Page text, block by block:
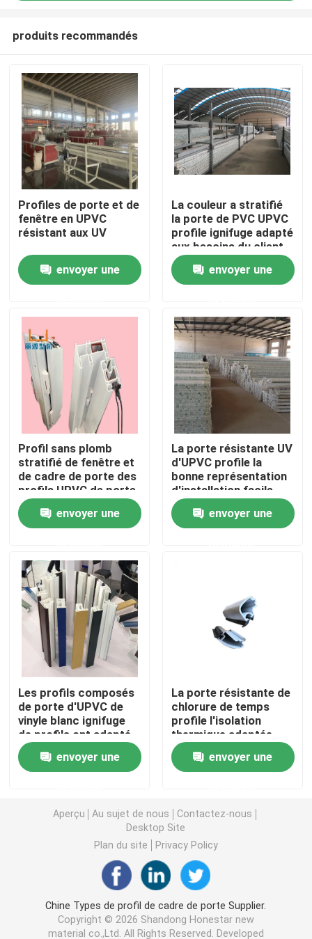
Maison
Produits
Au sujet de nous
Visite d'usine
Contrôle de qualité
Contactez-nous
Demandez une citation
Profils de porte d'UPVC
Profils de fenêtre d'UPVC
Profils d'extrusion d'UPVC
fenêtre de tissu pour rideaux d'upvc
fenêtre de glissement d'upvc
Porte coulissante d'UPVC
Fenêtre en aluminium de coupure thermique
Portes en aluminium de coupure thermique
produits recommandés
Profiles de porte et de
fenêtre en UPVC
résistant aux UV
envoyer une
La couleur a stratifié
la porte de PVC UPVC
profile ignifuge adapté
aux besoins du client
envoyer une
Profil sans plomb
stratifié de fenêtre et
de cadre de porte des
profils UPVC de porte
envoyer une
La porte résistante UV
d'UPVC profile la
bonne représentation
d'installation facile
envoyer une
Les profils composés
de porte d'UPVC de
vinyle blanc ignifuge
de profils ont adapté
aux besoins du client
envoyer une
La porte résistante de
chlorure de temps
profile l'isolation
thermique adaptée
aux besoins du client
envoyer une
Aperçu Au sujet de nous
Contactez-nous
Desktop Site
Plan du site
Privacy Policy
Chine Types de profil de cadre de porte Supplier.
Copyright © 2026 Shandong Honestar new
material co.,Ltd. All Rights Reserved. Developed